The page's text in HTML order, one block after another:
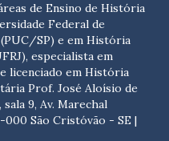
de Ensino de História
Federal de
SP) e em História
especialista em
licenciado em História
Prof. José Aloísio de
9, Av. Marechal
000 São Cristóvão - SE |